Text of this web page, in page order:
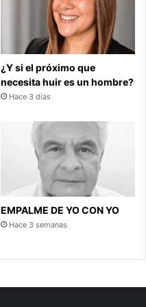
¿Y si el próximo que
necesita huir es un hombre?
Hace 3 días
EMPALME DE YO CON YO
Hace 3 semanas